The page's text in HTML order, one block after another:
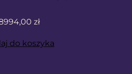
zł
do koszyka